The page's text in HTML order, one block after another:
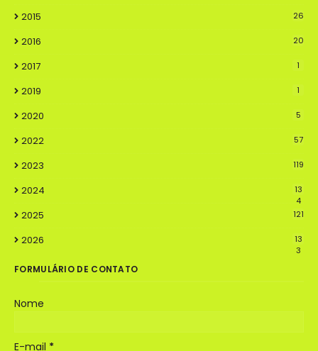
2015 26
2016 20
2017 1
2019 1
2020 5
2022 57
2023 119
2024
13
4
2025 121
2026
13
3
FORMULÁRIO DE CONTATO
Nome
E-mail *